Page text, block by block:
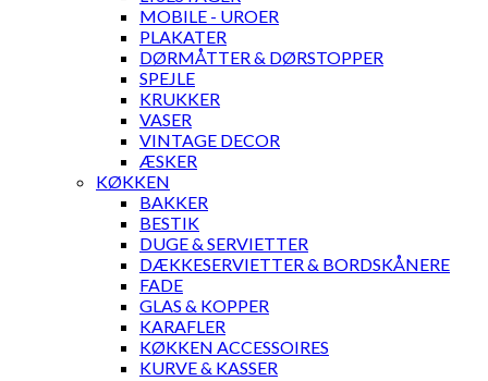
MOBILE - UROER
PLAKATER
DØRMÅTTER & DØRSTOPPER
SPEJLE
KRUKKER
VASER
VINTAGE DECOR
ÆSKER
KØKKEN
BAKKER
BESTIK
DUGE & SERVIETTER
DÆKKESERVIETTER & BORDSKÅNERE
FADE
GLAS & KOPPER
KARAFLER
KØKKEN ACCESSOIRES
KURVE & KASSER